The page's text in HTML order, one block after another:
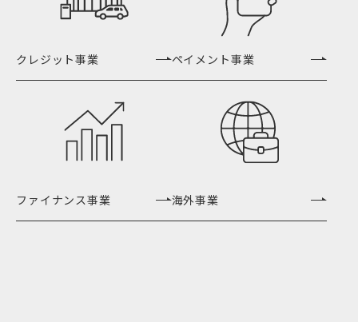
クレジット事業 ペイメント事業
ファイナンス事業 海外事業